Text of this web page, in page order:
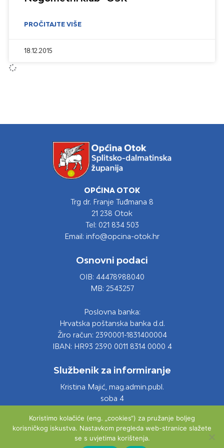
PROČITAJTE VIŠE
18.12.2015
OPĆINA OTOK
Trg dr. Franje Tuđmana 8
21 238 Otok
Tel: 021 834 503
Email: info@opcina-otok.hr
Osnovni podaci
OIB: 44478988040
MB: 2543257
Poslovna banka:
Hrvatska poštanska banka d.d.
Žiro račun: 2390001-1831400004
IBAN: HR93 2390 0011 8314 0000 4
Službenik za informiranje
Kristina Majić, mag.admin.publ.
soba 4
Email: info@opcina-otok.hr
Koristimo kolačiće (eng. „cookies“) za pružanje boljeg
korisničkog iskustva. Nastavkom pregleda web-stranice slažete
se s uvjetima korištenja.